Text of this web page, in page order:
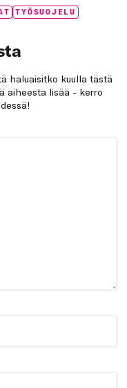
TYÖSUOJELU
haluaisitko kuulla tästä
aiheesta lisää - kerro